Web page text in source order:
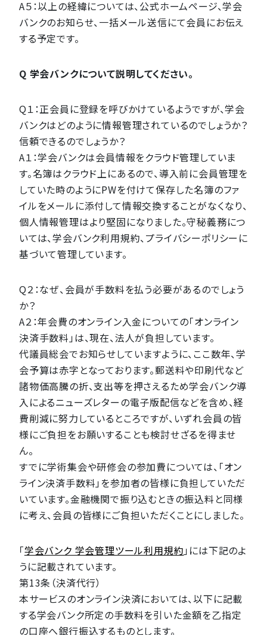
A５：以上の経緯については、公式ホームページ、学会
バンクのお知らせ、一括メール送信にて会員にお伝え
する予定です。
Q 学会バンクについて説明してください。
Q１：正会員に登録を呼びかけているようですが、学会
バンクはどのように情報管理されているのでしょうか？
信頼できるのでしょうか？
A１：学会バンクは会員情報をクラウド管理していま
す。名簿はクラウド上にあるので、導入前に会員管理を
していた時のようにPWを付けて保存した名簿のファ
イルをメールに添付して情報交換することがなくなり、
個人情報管理はより堅固になりました。守秘義務につ
いては、学会バンク利用規約、プライバシーポリシーに
基づいて管理しています。
Q２：なぜ、会員が手数料を払う必要があるのでしょう
か？
A２：年会費のオンライン入金についての「オンライン
決済手数料」は、現在、法人が負担しています。
代議員総会でお知らせしていますように、ここ数年、学
会予算は赤字となっております。郵送料や印刷代など
諸物価高騰の折、支出等を押さえるため学会バンク導
入によるニューズレターの電子版配信などを含め、経
費削減に努力しているところですが、いずれ会員の皆
様にご負担をお願いすることも検討せざるを得ませ
ん。
すでに学術集会や研修会の参加費については、「オン
ライン決済手数料」を参加者の皆様に負担していただ
いています。金融機関で振り込むときの振込料と同様
に考え、会員の皆様にご負担いただくことにしました。
「学会バンク 学会管理ツール利用規約」には下記のよ
うに記載されています。
第13条（決済代行）
本サービスのオンライン決済においては、以下に記載
する学会バンク所定の手数料を引いた金額を乙指定
の口座へ銀行振込するものとします。